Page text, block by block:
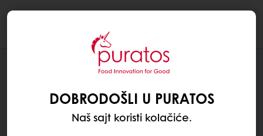
DOBRODOŠLI U PURATOS
Naš sajt koristi kolačiće.